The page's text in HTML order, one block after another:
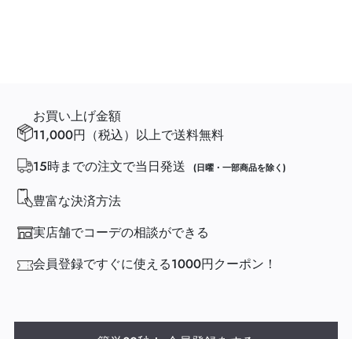
お買い上げ金額
11,000円（税込）以上で送料無料
15時までの注文で当日発送
(日曜・一部商品を除く)
豊富な決済方法
実店舗でコーデの相談ができる
会員登録ですぐに使える1000円クーポン！